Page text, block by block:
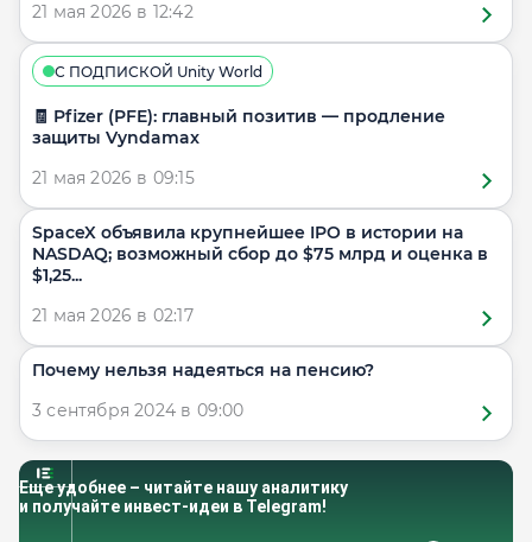
21 мая 2026 в 12:42
С ПОДПИСКОЙ Unity World
🧾 Pfizer (PFE): главный позитив — продление
защиты Vyndamax
21 мая 2026 в 09:15
SpaceX объявила крупнейшее IPO в истории на
NASDAQ; возможный сбор до $75 млрд и оценка в
$1,25...
21 мая 2026 в 02:17
Почему нельзя надеяться на пенсию?
3 сентября 2024 в 09:00
Еще удобнее – читайте нашу аналитику
и получайте инвест-идеи в Telegram!